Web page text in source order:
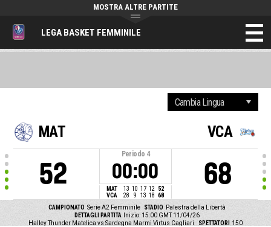
LEGA BASKET FEMMINILE
MOSTRA ALTRE PARTITE
MAT
52
Periodo 4
00:00
MAT 13 10 17 12
52
VCA
28 9 13 18 68
VCA
68
CAMPIONATO Serie A2 Femminile STADIO Palestra della Libertà
DETTAGLI PARTITA
Inizio: 15:00 GMT 11/04/26
Halley Thunder Matelica vs Sardegna Marmi Virtus Cagliari
SPETTATORI 150